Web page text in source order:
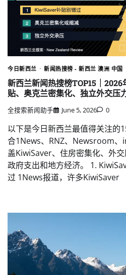
今日新西兰 新闻热搜榜 - 新西兰 澳洲 中国
新西兰新闻热搜榜TOP15｜
贴、奥克兰密集化、独立外交压
全搜索新闻助手 June 5, 2026 0
以下是今日新西兰最值得关注的
合1News、RNZ、Newsroom
盖KiwiSaver、住房密集化、外交
政府支出和地方经济。 1.
过 1News报道，许多KiwiSaver